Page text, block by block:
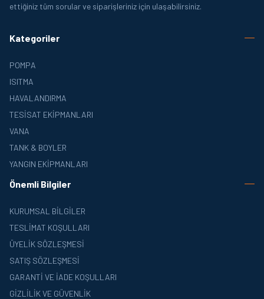
ettiğiniz tüm sorular ve siparişleriniz için ulaşabilirsiniz.
Kategoriler
POMPA
ISITMA
HAVALANDIRMA
TESISAT EKIPMANLARI
VANA
TANK & BOYLER
YANGIN EKIPMANLARI
Önemli Bilgiler
KURUMSAL BILGILER
TESLIMAT KOŞULLARI
ÜYELIK SÖZLEŞMESI
SATIŞ SÖZLEŞMESI
GARANTI VE İADE KOŞULLARI
GIZLILIK VE GÜVENLIK